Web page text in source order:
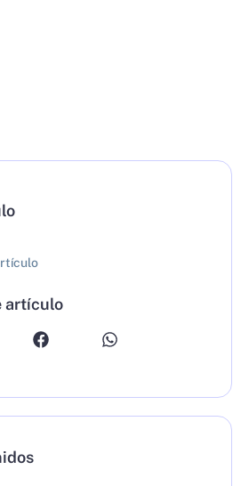
artículo